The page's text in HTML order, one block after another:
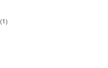
(1)